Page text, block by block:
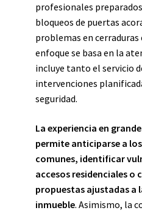
profesionales
bloqueos de puertas
problemas en
enfoque se basa en la
incluye tanto el servicio
intervenciones
seguridad.
La experiencia en
permite anticiparse a
comunes, identificar
accesos residenciales
propuestas ajustadas a
inmueble. Asimismo, la